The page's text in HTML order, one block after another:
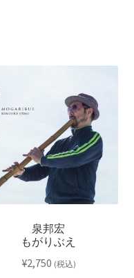
泉邦宏
もがりぶえ
¥2,750 (税込)